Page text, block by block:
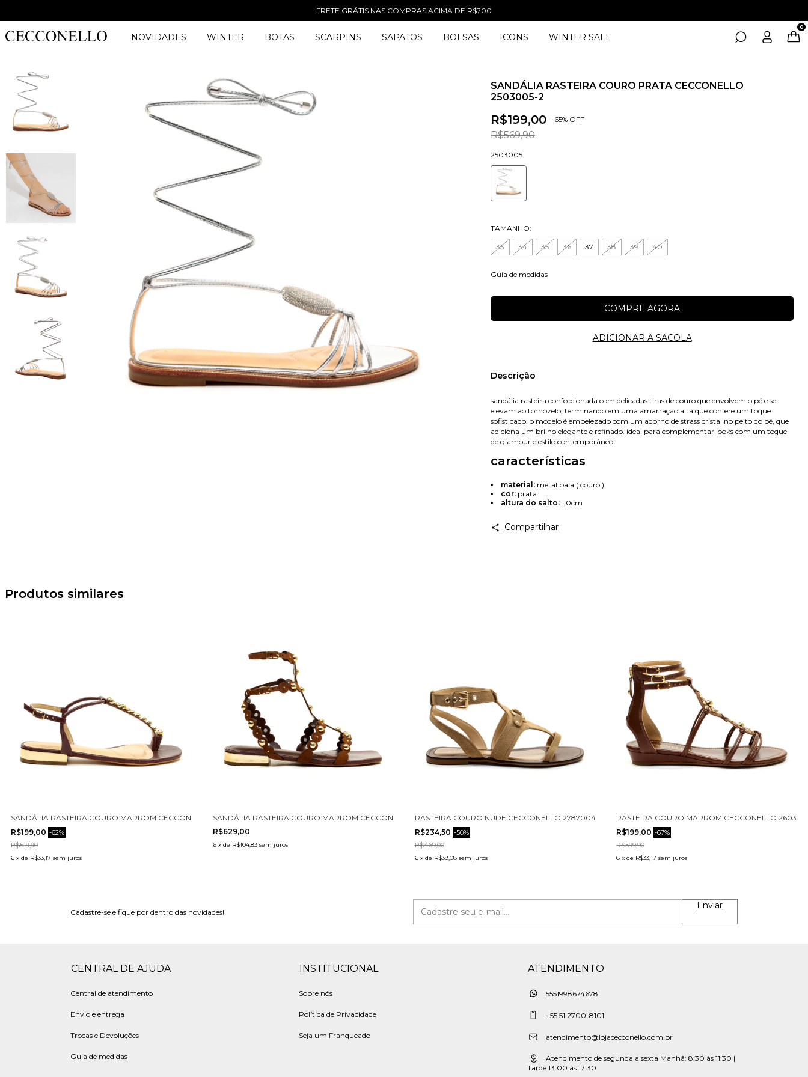
FRETE GRÁTIS NAS COMPRAS ACIMA DE R$700
NOVIDADES WINTER BOTAS SCARPINS SAPATOS BOLSAS ICONS WINTER SALE
0
SANDÁLIA RASTEIRA COURO PRATA CECCONELLO
2503005-2
R$199,00 -65% OFF
R$569,90
2503005:
TAMANHO:
33 34 35 36 37 38 39 40
Guia de medidas
E-mail
Descrição
sandália rasteira confeccionada com delicadas tiras de couro que envolvem o pé e se
elevam ao tornozelo, terminando em uma amarração alta que confere um toque
sofisticado. o modelo é embelezado com um adorno de strass cristal no peito do pé, que
adiciona um brilho elegante e refinado. ideal para complementar looks com um toque
de glamour e estilo contemporâneo.
características
material: metal bala ( couro )
cor: prata
altura do salto: 1,0cm
Compartilhar
Produtos similares
2
SANDÁLIA RASTEIRA COURO MARROM CECCONELLO 2498003-1
R$199,00 -62%
R$519,90
6 x de R$33,17 sem juros
SANDÁLIA RASTEIRA COURO MARROM CECCONELLO 2722001-2
R$629,00
6 x de R$104,83 sem juros
RASTEIRA COURO NUDE CECCONELLO 2787004-2
R$234,50 -50%
R$469,00
6 x de R$39,08 sem juros
RASTEIRA COURO MARROM CECCONELLO
R$199,00 -67%
R$599,90
6 xde R$33,17 sem juros
Cadastre-se e fique por dentro das novidades!
CENTRAL DE AJUDA
Central de atendimento
Envio e entrega
Trocas e Devoluções
Guia de medidas
INSTITUCIONAL
Sobre nós
Política de Privacidade
Seja um Franqueado
ATENDIMENTO
5551998674678
‪+55 51 2700-8101
atendimento@lojacecconello.com.br
Atendimento de segunda a sexta Manhã: 8:30 às 11:30 |
Tarde 13:00 às 17:30